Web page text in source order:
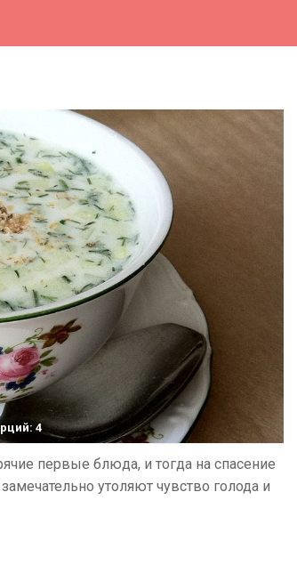
4
первые блюда, и тогда на спасение
утоляют чувство голода и